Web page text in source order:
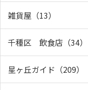
雑貨屋（13）
千種区 飲食店（34）
星ヶ丘ガイド（209）